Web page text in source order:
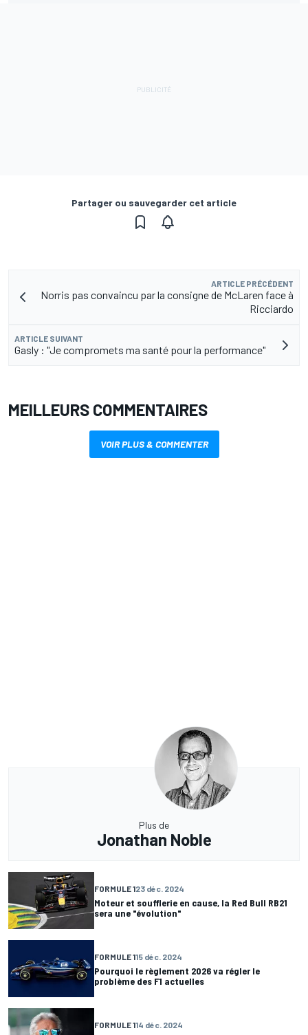
Partager ou sauvegarder cet article
ARTICLE PRÉCÉDENT
Norris pas convaincu par la consigne de McLaren face à
Ricciardo
ARTICLE SUIVANT
Gasly : "Je compromets ma santé pour la performance"
MEILLEURS COMMENTAIRES
VOIR PLUS & COMMENTER
Plus de
Jonathan Noble
FORMULE 123 déc. 2024
Moteur et soufflerie en cause, la Red Bull RB21
sera une "évolution"
FORMULE 115 déc. 2024
Pourquoi le règlement 2026 va régler le
problème des F1 actuelles
FORMULE 114 déc. 2024